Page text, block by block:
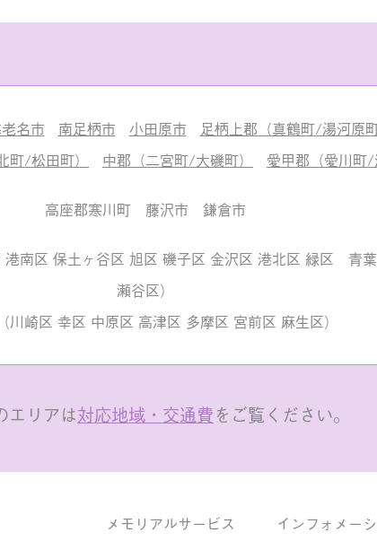
名市 南足柄市 小田原市
足柄上郡（真鶴町/湯河原
/松田町）
中郡（二宮町/大磯町） 愛甲郡（愛川町/
高座郡寒川町 藤沢市 鎌倉市
南区 保土ヶ谷区 旭区 磯子区 金沢区 港北区 緑区 青
瀬谷区）
川崎区 幸区 中原区 高津区 多摩区 宮前区 麻生区）
エリアは対応地域・交通費をご覧ください。
メモリアルサービス インフォメー